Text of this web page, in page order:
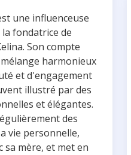
une influenceuse
fondatrice de
Son compte
harmonieux
et d'engagement
illustré par des
et élégantes.
des
vie personnelle,
sa mère, et met en